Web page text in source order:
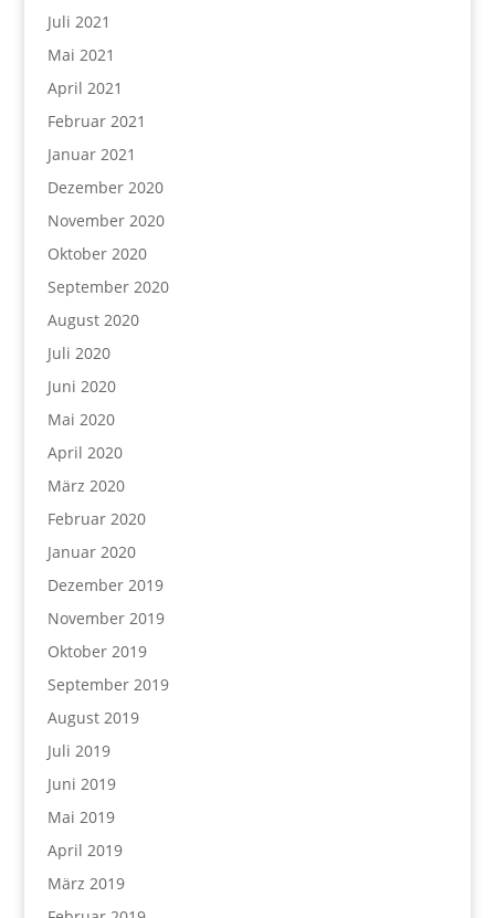
Juli 2021
Mai 2021
April 2021
Februar 2021
Januar 2021
Dezember 2020
November 2020
Oktober 2020
September 2020
August 2020
Juli 2020
Juni 2020
Mai 2020
April 2020
März 2020
Februar 2020
Januar 2020
Dezember 2019
November 2019
Oktober 2019
September 2019
August 2019
Juli 2019
Juni 2019
Mai 2019
April 2019
März 2019